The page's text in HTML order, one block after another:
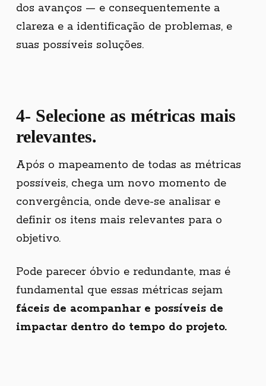
dos avanços — e consequentemente a
clareza e a identificação de problemas, e
suas possíveis soluções.
4- Selecione as métricas mais
relevantes.
Após o mapeamento de todas as métricas
possíveis, chega um novo momento de
convergência, onde deve-se analisar e
definir os itens mais relevantes para o
objetivo.
Pode parecer óbvio e redundante, mas é
fundamental que essas métricas sejam
fáceis de acompanhar e possíveis de
impactar dentro do tempo do projeto.